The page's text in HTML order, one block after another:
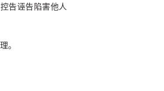
告诬告陷害他人
。